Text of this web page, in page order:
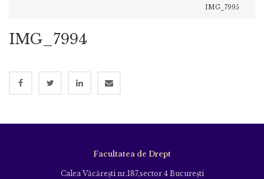
IMG_7995
IMG_7994
Facultatea de Drept
Calea Văcăreşti nr.187,sector 4 Bucureşti